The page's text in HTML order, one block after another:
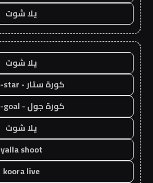
يلا شوت
يلا شوت
كورة ستار - koora-star
كورة جول - koora-goal
يلا شوت
yalla shoot
koora live